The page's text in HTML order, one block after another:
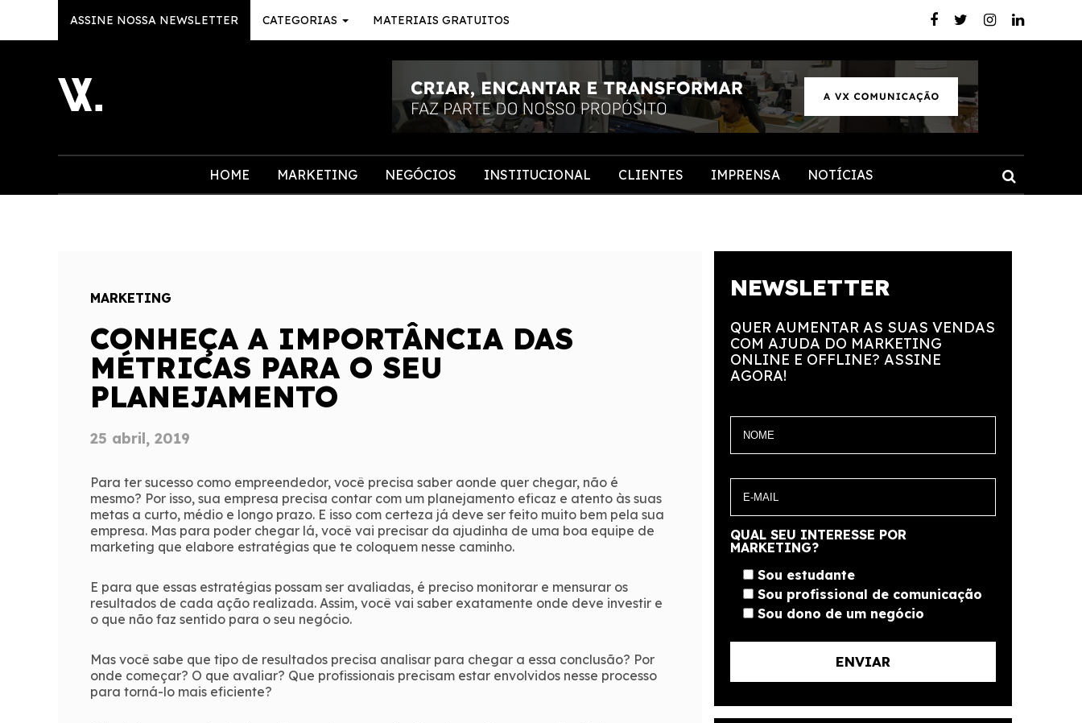
ASSINE NOSSA NEWSLETTER CATEGORIAS MATERIAIS GRATUITOS
HOME MARKETING NEGÓCIOS INSTITUCIONAL CLIENTES IMPRENSA NOTÍCIAS
MARKETING
CONHEÇA A IMPORTÂNCIA DAS
MÉTRICAS PARA O SEU
PLANEJAMENTO
25 abril, 2019
Para ter sucesso como empreendedor, você precisa saber aonde quer chegar, não é
mesmo? Por isso, sua empresa precisa contar com um planejamento eficaz e atento às suas
metas a curto, médio e longo prazo. E isso com certeza já deve ser feito muito bem pela sua
empresa. Mas para poder chegar lá, você vai precisar da ajudinha de uma boa equipe de
marketing que elabore estratégias que te coloquem nesse caminho.
E para que essas estratégias possam ser avaliadas, é preciso monitorar e mensurar os
resultados de cada ação realizada. Assim, você vai saber exatamente onde deve investir e
o que não faz sentido para o seu negócio.
Mas você sabe que tipo de resultados precisa analisar para chegar a essa conclusão? Por
onde começar? O que avaliar? Que profissionais precisam estar envolvidos nesse processo
para torná-lo mais eficiente?
NEWSLETTER
QUER AUMENTAR AS SUAS VENDAS
COM AJUDA DO MARKETING
ONLINE E OFFLINE? ASSINE
AGORA!
QUAL SEU INTERESSE POR
MARKETING?
Sou estudante
Sou profissional de comunicação
Sou dono de um negócio